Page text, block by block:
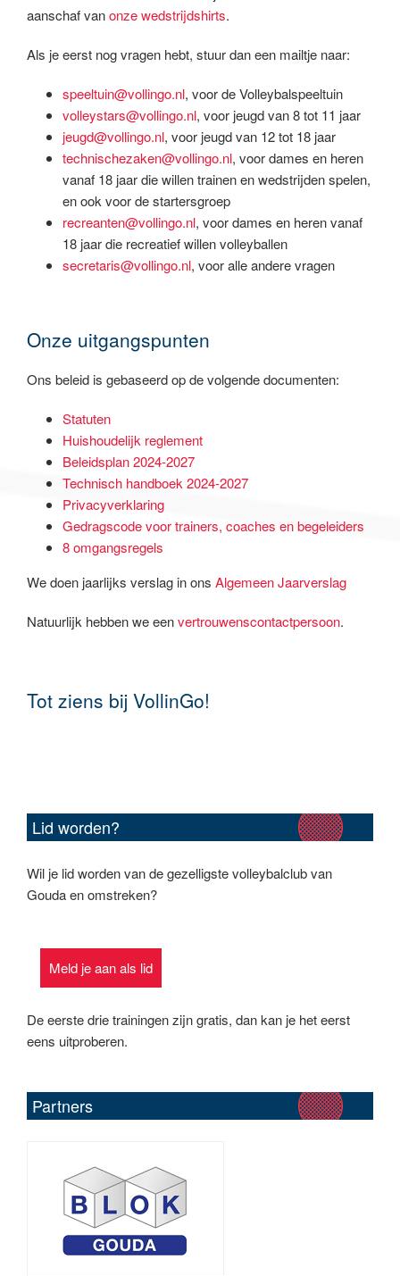
aanschaf vanonze wedstrijdshirts.
Als je eerst nog vragen hebt, stuur dan een mailtje naar:
speeltuin@vollingo.nl, voor de Volleybalspeeltuin
volleystars@vollingo.nl, voor jeugd van 8 tot 11 jaar
jeugd@vollingo.nl, voor jeugd van 12 tot 18 jaar
technischezaken@vollingo.nl, voor dames en heren
vanaf 18 jaar die willen trainen en wedstrijden spelen,
en ook voor de startersgroep
recreanten@vollingo.nl, voor dames en heren vanaf
18 jaar die recreatief willen volleyballen
secretaris@vollingo.nl, voor alle andere vragen
Onze uitgangspunten
Ons beleid is gebaseerd op de volgende documenten:
Statuten
Huishoudelijk reglement
Beleidsplan 2024-2027
Technisch handboek 2024-2027
Privacyverklaring
Gedragscode voor trainers, coaches en begeleiders
8 omgangsregels
We doen jaarlijks verslag in ons Algemeen Jaarverslag
Natuurlijk hebben we eenvertrouwenscontactpersoon.
Tot ziens bij VollinGo!
Lid worden?
Wil je lid worden van de gezelligste volleybalclub van
Gouda en omstreken?
Meld je aan als lid
De eerste drie trainingen zijn gratis, dan kan je het eerst
eens uitproberen.
Partners